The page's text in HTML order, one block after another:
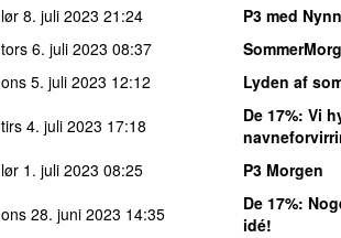
lør 8. juli 2023 21:24
P3 med
tors 6. juli 2023 08:37
ons 5. juli 2023 12:12
Lyden af
tirs 4. juli 2023 17:18 De 17%: Vi
lør 1. juli 2023 08:25
P3 Morgen
ons 28. juni 2023 14:35 De 17%:
idé!